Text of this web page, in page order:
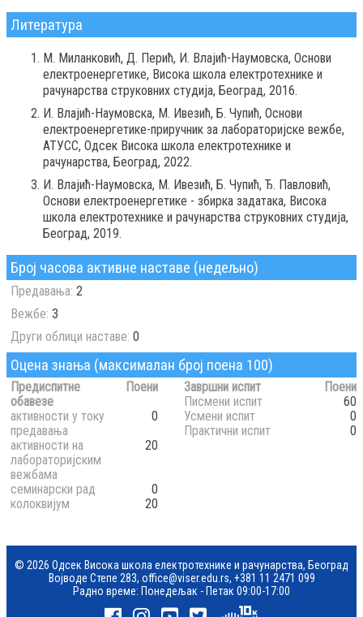
Литература
М. Миланковић, Д. Перић, И. Влајић-Наумовска, Основи
електроенергетике, Висока школа електротехнике и
рачунарства струковних студија, Београд, 2016.
И. Влајић-Наумовска, М. Ивезић, Б. Чупић, Основи
електроенергетике-приручник за лабораторијске вежбе,
АТУСС, Одсек Висока школа електротехнике и
рачунарства, Београд, 2022.
И. Влајић-Наумовска, М. Ивезић, Б. Чупић, Ђ. Павловић,
Основи електроенергетике - збирка задатака, Висока
школа електротехнике и рачунарства струковних студија,
Београд, 2019.
Број часова активне наставе (недељно)
Предавања: 2
Вежбе: 3
Други облици наставе: 0
Оцена знања (максималан број поена 100)
Предиспитне
обавезе
Поени
активности у току
предавања
0
активности на
лабораторијским
вежбама
20
семинарски рад
0
колоквијум
20
Завршни испит
Поени
Писмени испит
60
Усмени испит
0
Практични испит
0
© 2026 Одсек Висока школа електротехнике и рачунарства, Београд
Војводе Степе 283, office@viser.edu.rs, +381 11 2471 099
Радно време: Понедељак - Петак 09:00-17:00